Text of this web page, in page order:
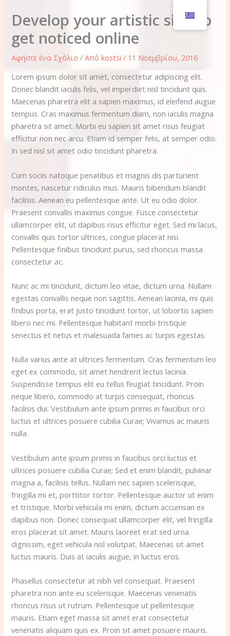
Develop your artistic side to
get noticed online
Αφήστε ένα Σχόλιο / Απόkostsi/ 11 Νοεμβρίου, 2016
Lorem ipsum dolor sit amet, consectetur adipiscing elit.
Donec blandit iaculis felis, vel imperdiet nisl tincidunt quis.
Maecenas pharetra elit a sapien maximus, id eleifend augue
tempus. Cras maximus fermentum diam, non iaculis magna
pharetra sit amet. Morbi eu sapien sit amet risus feugiat
efficitur non nec arcu. Etiam id semper felis, at semper odio.
In sed nisl sit amet odio tincidunt pharetra.
Cum sociis natoque penatibus et magnis dis parturient
montes, nascetur ridiculus mus. Mauris bibendum blandit
facilisis. Aenean eu pellentesque ante. Ut eu odio dolor.
Praesent convallis maximus congue. Fusce consectetur
ullamcorper elit, ut dapibus risus efficitur eget. Sed mi lacus,
convallis quis tortor ultrices, congue placerat nisi.
Pellentesque finibus tincidunt purus, sed rhoncus massa
consectetur ac.
Nunc ac mi tincidunt, dictum leo vitae, dictum urna. Nullam
egestas convallis neque non sagittis. Aenean lacinia, mi quis
finibus porta, erat justo tincidunt tortor, ut lobortis sapien
libero nec mi. Pellentesque habitant morbi tristique
senectus et netus et malesuada fames ac turpis egestas.
Nulla varius ante at ultrices fermentum. Cras fermentum leo
eget ex commodo, sit amet hendrerit lectus lacinia.
Suspendisse tempus elit eu tellus feugiat tincidunt. Proin
neque libero, commodo at turpis consequat, rhoncus
facilisis dui. Vestibulum ante ipsum primis in faucibus orci
luctus et ultrices posuere cubilia Curae; Vivamus ac mauris
nulla.
Vestibulum ante ipsum primis in faucibus orci luctus et
ultrices posuere cubilia Curae; Sed et enim blandit, pulvinar
magna a, facilisis tellus. Nullam nec sapien scelerisque,
fringilla mi et, porttitor tortor. Pellentesque auctor ut enim
et tristique. Morbi vehicula mi enim, dictum accumsan ex
dapibus non. Donec consequat ullamcorper elit, vel fringilla
eros placerat sit amet. Mauris laoreet erat sed urna
dignissim, eget vehicula nisl volutpat. Maecenas sit amet
luctus mauris. Duis at iaculis augue, in luctus eros.
Phasellus consectetur at nibh vel consequat. Praesent
pharetra non ante eu scelerisque. Maecenas venenatis
rhoncus risus ut rutrum. Pellentesque ut pellentesque
mauris. Etiam eget massa sit amet erat consectetur
venenatis aliquam quis ex. Proin sit amet posuere mauris.